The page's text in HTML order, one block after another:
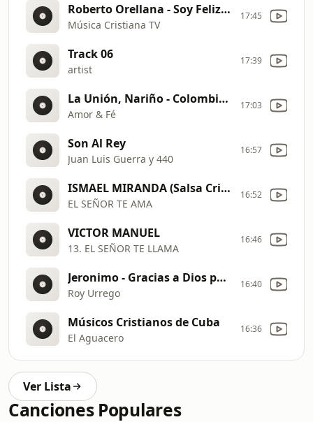
Roberto Orellana - Soy Feliz - Videoclip - Musica Cristiana
Música Cristiana TV
17:45
Track 06
artist
17:39
La Unión, Nariño - Colombia - //MENSAJE// 5 PIEDRAS PARA DERRIBAR GIGANTES
Amor & Fé
17:03
Son Al Rey
Juan Luis Guerra y 440
16:57
ISMAEL MIRANDA (Salsa Cristiana)
EL SEÑOR TE AMA
16:52
VICTOR MANUEL
13. EL SEÑOR TE LLAMA
16:46
Jeronimo - Gracias a Dios por la vida
Roy Urrego
16:40
Músicos Cristianos de Cuba
El Aguacero
16:36
Ver Lista
Canciones Populares